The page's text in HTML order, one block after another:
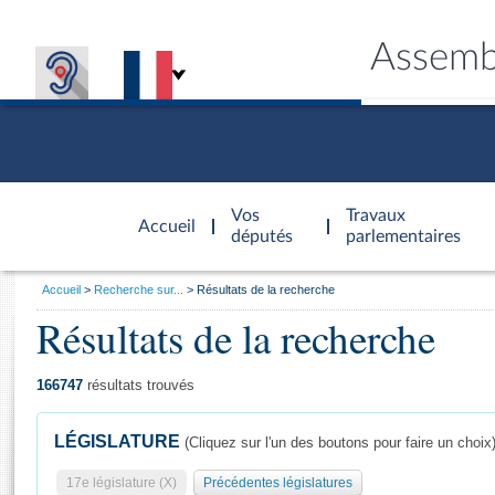
Accueil
d'accueil
Vos
députés
Travaux
parlementaires
Général
Vous
Accueil Recherche sur... Résultats de la recherche
Résultats de la recherche
166747 résultats trouvés
LÉGISLATURE (Cliquez sur l'un des boutons pour faire un choix)
17e législature (X) Précédentes législatures